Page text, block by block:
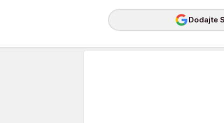
Dodajte